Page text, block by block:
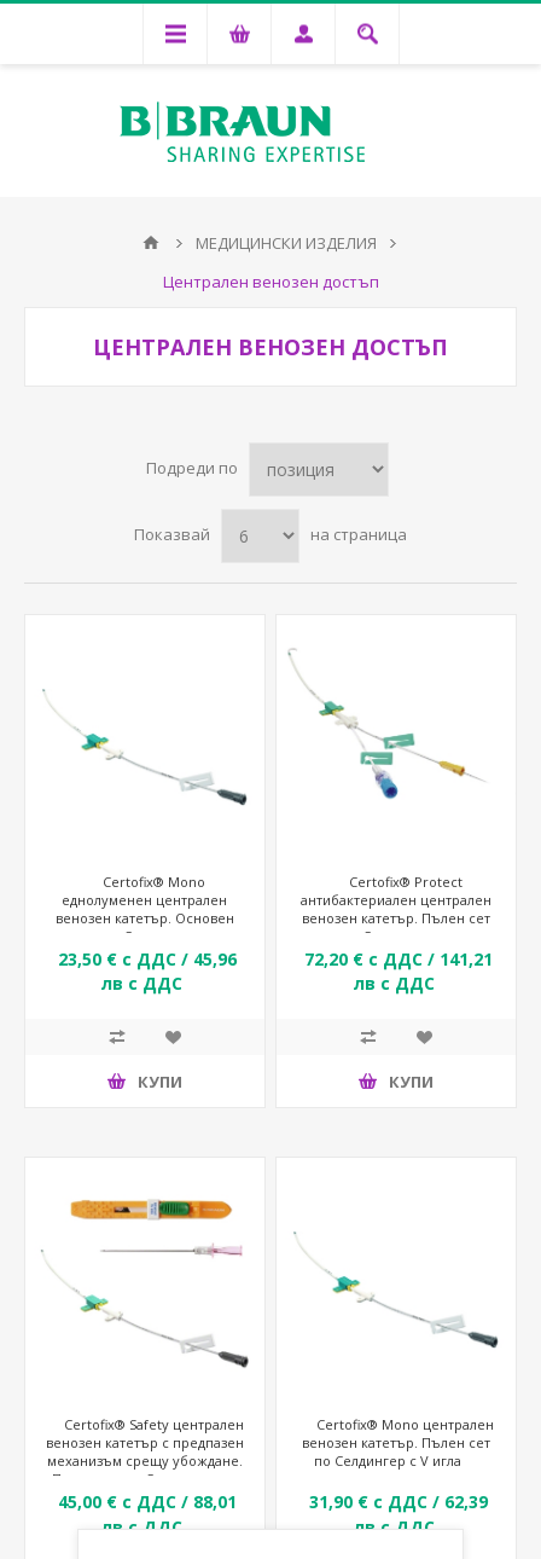
МЕДИЦИНСКИ ИЗДЕЛИЯ
Централен венозен достъп
ЦЕНТРАЛЕН ВЕНОЗЕН ДОСТЪП
Подреди по
Показвай на страница
Certofix® Mono
еднолуменен централен
венозен катетър. Основен
сет по Селдингер
23,50 € с ДДС / 45,96
лв с ДДС
КУПИ
Certofix® Protect
антибактериален централен
венозен катетър. Пълен сет
по Селдингер
72,20 € с ДДС / 141,21
лв с ДДС
КУПИ
Certofix® Safety централен
венозен катетър с предпазен
механизъм срещу убождане.
Пълен сет по Селдингер.
45,00 € с ДДС / 88,01
лв с ДДС
Certofix® Mono централен
венозен катетър. Пълен сет
по Селдингер с V игла
31,90 € с ДДС / 62,39
лв с ДДС